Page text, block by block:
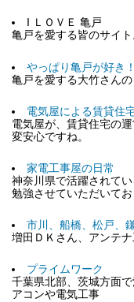
I ＬＯＶＥ 亀戸
亀戸を愛する皆のサイ
やっぱり亀戸が好き！
亀戸を愛する大竹さん
電気屋による賃貸住
電気屋が、賃貸住宅の
変安心ですね。
家電工事屋の日常
神奈川県で活躍されて
勉強させていただいてお
市川、船橋、松戸、
増田ＤＫさん、アンテ
プライムワーク
千葉県北部、茨城方面
アコンや電気工事